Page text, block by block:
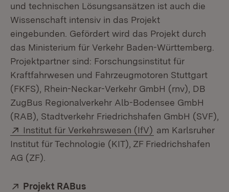
und technischen Lösungsansätzen ist auch die
Wissenschaft intensiv in das Projekt
eingebunden. Gefördert wird das Projekt durch
das Ministerium für Verkehr Baden-Württemberg.
Projektpartner sind: Forschungsinstitut für
Kraftfahrwesen und Fahrzeugmotoren Stuttgart
(FKFS), Rhein-Neckar-Verkehr GmbH (rnv), DB
ZugBus Regionalverkehr Alb-Bodensee GmbH
(RAB), Stadtverkehr Friedrichshafen GmbH (SVF),
Extern:
Institut für Verkehrswesen (IfV) (Öffnet in neuem
am Karlsruher
Institut für Technologie (KIT), ZF Friedrichshafen
AG (ZF).
Extern:
Projekt RABus